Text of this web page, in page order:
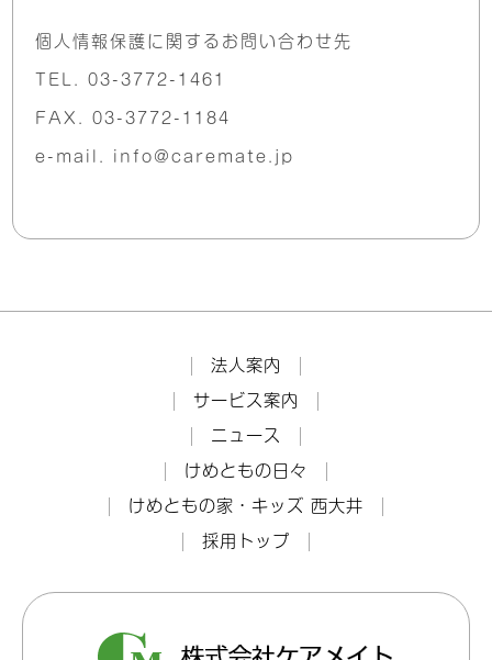
個人情報保護に関するお問い合わせ先
TEL. 03-3772-1461
FAX. 03-3772-1184
e-mail. info@caremate.jp
法人案内
サービス案内
ニュース
けめともの日々
けめともの家・キッズ 西大井
採用トップ